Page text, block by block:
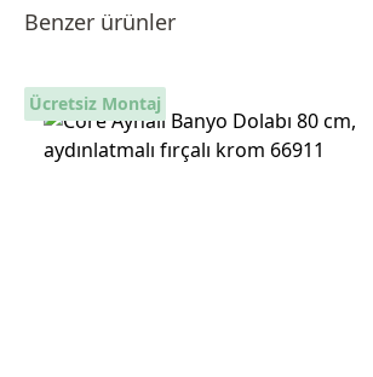
Benzer ürünler
Ücretsiz Montaj